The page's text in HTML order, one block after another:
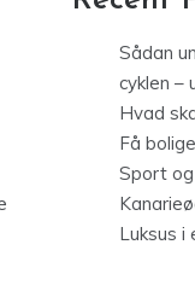
Sådan
cyklen –
Hvad
Få
Sport og
Luksus i